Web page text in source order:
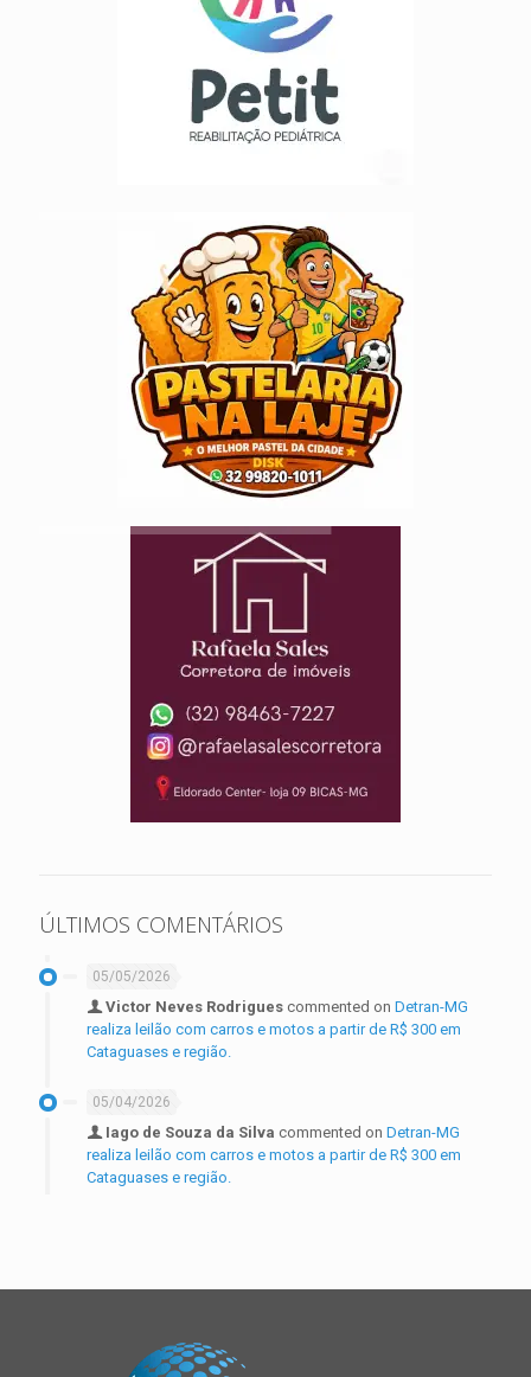
ÚLTIMOS COMENTÁRIOS
05/05/2026
Victor Neves Rodrigues commented on Detran-MG
realiza leilão com carros e motos a partir de R$ 300 em
Cataguases e região.
05/04/2026
Iago de Souza da Silva commented on Detran-MG
realiza leilão com carros e motos a partir de R$ 300 em
Cataguases e região.